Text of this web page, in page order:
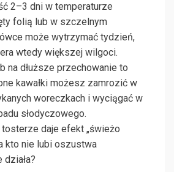
2–3 dni w temperaturze
folią lub w szczelnym
może wytrzymać tydzień,
wtedy większej wilgoci.
na dłuższe przechowanie to
kawałki możesz zamrozić w
woreczkach i wyciągać w
słodyczowego.
daje efekt „świeżo
kto nie lubi oszustwa
działa?